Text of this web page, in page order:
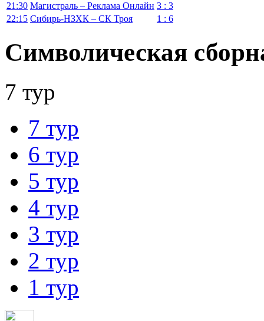
21:30 Магистраль – Реклама Онлайн 3 : 3
22:15 Сибирь-НЗХК – СК Троя 1 : 6
Символическая
7 тур
7 тур
6 тур
5 тур
4 тур
3 тур
2 тур
1 тур